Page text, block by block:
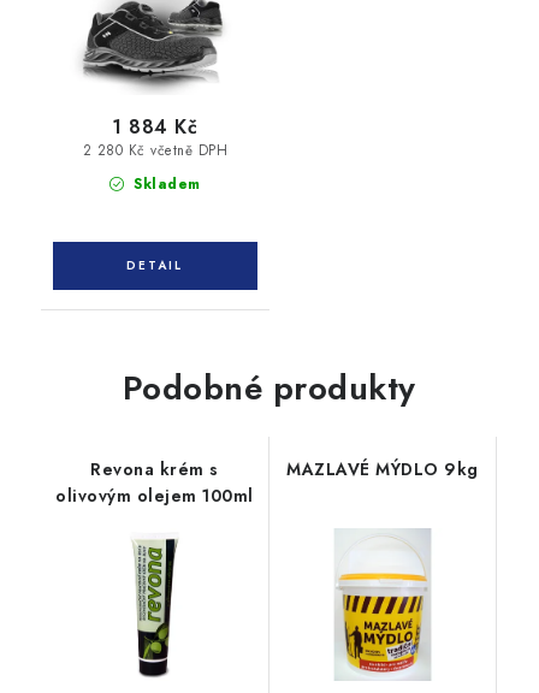
Skladem
2 280 Kč včetně DPH
1 884 Kč
Podobné produkty
Revona krém s
olivovým olejem 100ml
MAZLAVÉ MÝDLO 9kg